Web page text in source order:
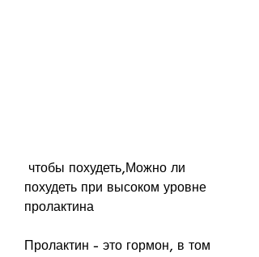
похудеть при высоком уровне
пролактина
Пролактин - это гормон, в том